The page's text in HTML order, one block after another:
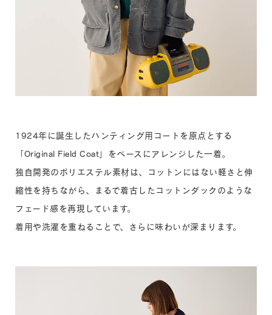
1924年に誕生したハンティング用コートを原点とする
「Original Field Coat」をベースにアレンジした一着。
独自開発のポリエステル素材は、コットンにはない軽さと伸
縮性を持ちながら、まるで着古したコットンダックのような
フェード感を再現しています。
着用や洗濯を重ねることで、さらに味わいが深まります。